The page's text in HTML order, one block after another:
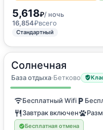
5,618₽/ ночь
16,854₽всего
Стандартный
Солнечная
База отдыха·Бетково
24м2 ·3 гостя
Трехместный номер
Бесплатный Wifi
Завтрак включен
Бесплатная отмена